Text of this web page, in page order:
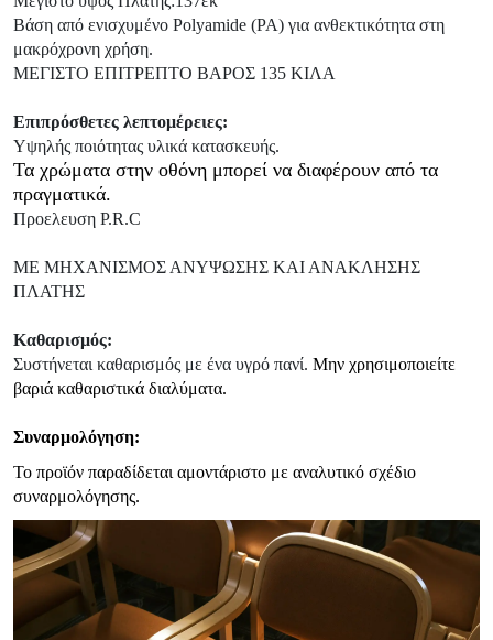
Βάση από ενισχυμένο Polyamide (PA) για ανθεκτικότητα στη
μακρόχρονη χρήση.
ΜΕΓΙΣΤΟ ΕΠΙΤΡΕΠΤΟ ΒΑΡΟΣ 135 ΚΙΛΑ
Επιπρόσθετες λεπτομέρειες:
Υψηλής ποιότητας υλικά κατασκευής.
Τα χρώματα στην οθόνη μπορεί να διαφέρουν από τα
πραγματικά.
Προελευση P.R.C
ΜΕ ΜΗΧΑΝΙΣΜΟΣ ΑΝΥΨΩΣΗΣ ΚΑΙ ΑΝΑΚΛΗΣΗΣ
ΠΛΑΤΗΣ
Καθαρισμός:
Συστήνεται καθαρισμός με ένα υγρό πανί. Μην χρησιμοποιείτε
βαριά καθαριστικά διαλύματα.
Συναρμολόγηση:
Το προϊόν παραδίδεται αμοντάριστο με αναλυτικό σχέδιο
συναρμολόγησης.